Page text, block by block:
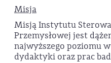
Misja
Misją Instytutu
Przemysłowej jest
najwyższego poziomu
dydaktyki oraz prac